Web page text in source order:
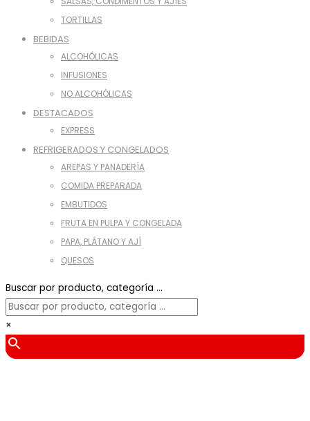
TORTILLAS
BEBIDAS
ALCOHÓLICAS
INFUSIONES
NO ALCOHÓLICAS
DESTACADOS
EXPRESS
REFRIGERADOS Y CONGELADOS
AREPAS Y PANADERÍA
COMIDA PREPARADA
EMBUTIDOS
FRUTA EN PULPA Y CONGELADA
PAPA, PLÁTANO Y AJÍ
QUESOS
Buscar por producto, categoría ...
×